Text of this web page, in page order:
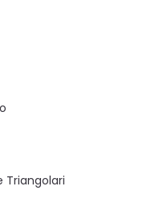
Triangolari